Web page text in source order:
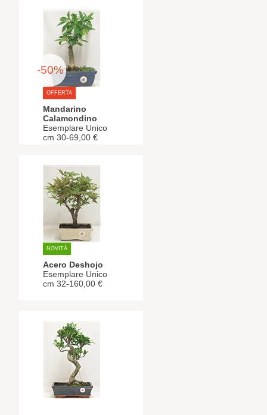
OFFERTA
-50%
Mandarino
Calamondino
Esemplare Unico
cm 30-69,00 €
NOVITÀ
Acero Deshojo
Esemplare Unico
cm 32-160,00 €